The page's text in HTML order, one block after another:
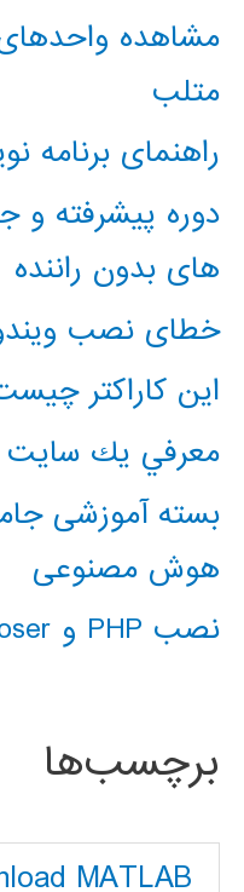
مشاهده
متلب
راهنمای برنامه
دوره پیشرفته و
های بدون راننده
خطای نصب
این کاراکتر چیست؟
معرفي يك سايت
بسته آموزشی
هوش مصنوعی
نصب PHP و composer در ویندوز 10
برچسب‌ها
MATLAB